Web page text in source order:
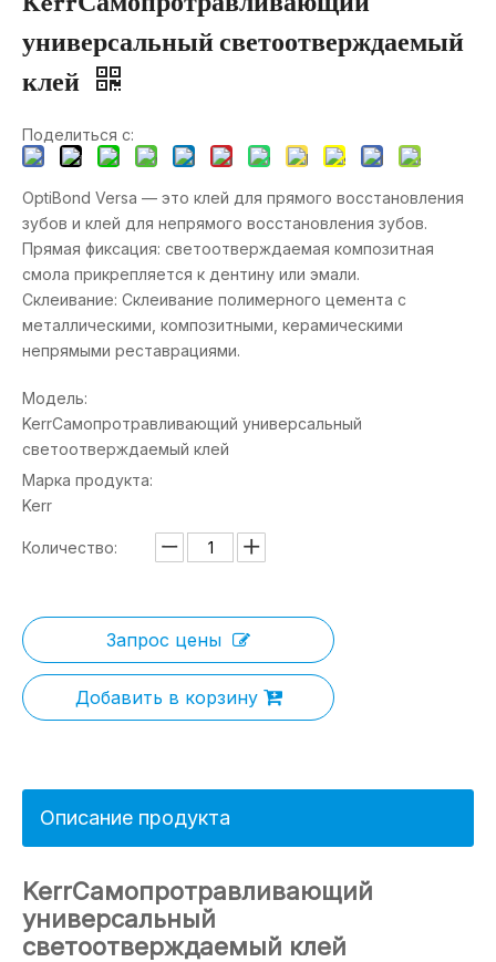
универсальный светоотверждаемый
клей
Поделиться с:
OptiBond Versa — это клей для прямого восстановления
зубов и клей для непрямого восстановления зубов.
Прямая фиксация: светоотверждаемая композитная
смола прикрепляется к дентину или эмали.
Склеивание: Склеивание полимерного цемента с
металлическими, композитными, керамическими
непрямыми реставрациями.
Модель:
KerrСамопротравливающий универсальный
светоотверждаемый клей
Марка продукта:
Kerr
Количество:
Запрос цены
Добавить в корзину
Описание продукта
KerrСамопротравливающий
универсальный
светоотверждаемый клей